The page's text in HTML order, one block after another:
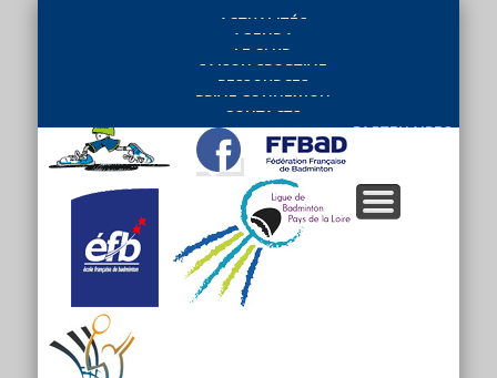
ACTUALITÉS
AGENDA
LE CLUB
SAISON SPORTIVE
RESSOURCES
PRIVE CONNEXION
CONTACTS
PARTENAIRES